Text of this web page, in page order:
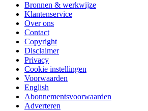
Bronnen & werkwijze
Klantenservice
Over ons
Contact
Copyright
Disclaimer
Privacy
Cookie instellingen
Voorwaarden
English
Abonnementsvoorwaarden
Adverteren